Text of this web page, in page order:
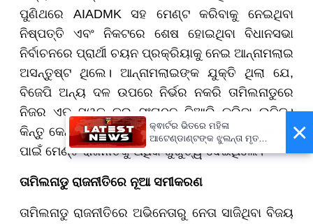
ପୁଣିଥରେ AIADMK ସହ ମେଣ୍ଟ କରିବାକୁ ନେଇଥିବା
ନିଷ୍ପତ୍ତି ଏବଂ ନିକଟରେ ଶେଷ ହୋଇଥିବା ବିଧାନସଭା
ନିର୍ବାଚନରେ ପ୍ରାର୍ଥୀ ଚୟନ ପ୍ରକ୍ରିୟାକୁ ନେଇ ଆନ୍ନାମଲାଇ
ଅସନ୍ତୁଷ୍ଟ ଥିଲେ। ଆନ୍ନାମଲାଇଙ୍କ ଯୁକ୍ତି ଥିଲା ଯେ,
ବିଜେପି ଅନ୍ୟ ଦଳ ଉପରେ ନିର୍ଭର ନକରି ତାମିଲନାଡୁରେ
ନିଜର ଏକ ସ୍ୱତନ୍ତ୍ର ସଂଗଠନ ତିଆରି କରିବା ଉଚିତ୍।
କିନ୍ତୁ କେନ୍ଦ୍ରୀୟ ନେତୃତ୍ୱ ଡିଏମକେ (DMK) କୁ ହରାଇବା
ପାଇଁ ମେଣ୍ଟ ରାଜନୀତିକୁ ଅଧିକ ଗୁରୁତ୍ୱ ଦେଇଥିଲେ।
ତାମିଲନାଡୁ ରାଜନୀତିରେ ନୂଆ ସମୀକରଣ
ତାମିଲନାଡୁ ରାଜନୀତିରେ ଅଭିନେତାରୁ ନେତା ସାଜିଥିବା ବିଜୟ
×
କ୍ଵାର୍ଟର ଭିତରେ ମହିଳା
ଆଟେଣ୍ଡାଣ୍ଟଙ୍କ ଝୁଲନ୍ତା ମୃତଦେହ